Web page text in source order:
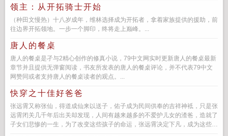
领主：从开拓骑士开始
（种田文慢热）十八岁成年，维林选择成为开拓者，拿着家族提供的援助，前
往边界开拓领地。一步一个脚印，终将走上巅峰。...
唐人的餐桌
唐人的餐桌是孑与2精心创作的修真小说，79中文网实时更新唐人的餐桌最新
章节并且提供无弹窗阅读，书友所发表的唐人的餐桌评论，并不代表79中文
网赞同或者支持唐人的餐桌读者的观点。...
快穿之十佳好爸爸
张远霄又称张仙，得道成仙来以送子，佑子成为民间供奉的吉祥神袛，只是张
远霄闭关几千年后出关却发现，人间有越来越多的不爱护儿女的渣爸，造就了
子女们悲惨的一生，为了改变这些孩子的命运，张远霄决定下凡，成为这些渣